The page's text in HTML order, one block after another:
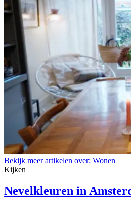
Bekijk meer artikelen over: Wonen
Kijken
Nevelkleuren in